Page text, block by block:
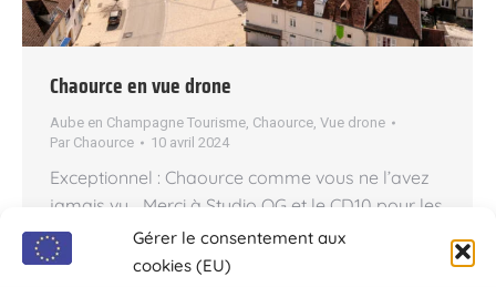
Gérer le consentement aux
cookies (EU)
Chaource en vue drone
Aube en Champagne Tourisme, Chaource, Vue drone
Par Chaource 10 avril 2024
Exceptionnel : Chaource comme vous ne l’avez
jamais vu… Merci à Studio OG et le CD10 pour les
magnifiques photos aériennes du centre de
Chaource. Ou comment mieux redécouvrir sa